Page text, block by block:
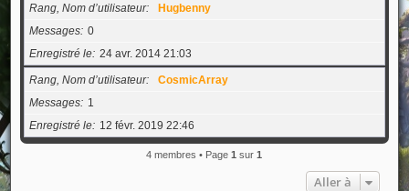
Rang, Nom d’utilisateur
Hugbenny
Messages 0
Enregistré le 24 avr. 2014 21:03
Rang, Nom d’utilisateur
CosmicArray
Messages
1
Enregistré le
12 févr. 2019 22:46
4 membres • Page1 sur1
Aller à